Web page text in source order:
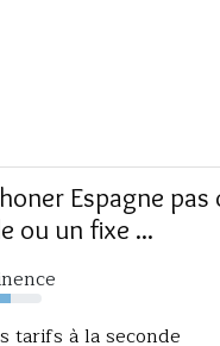
Espagne pas
ou un fixe ...
tarifs à la seconde